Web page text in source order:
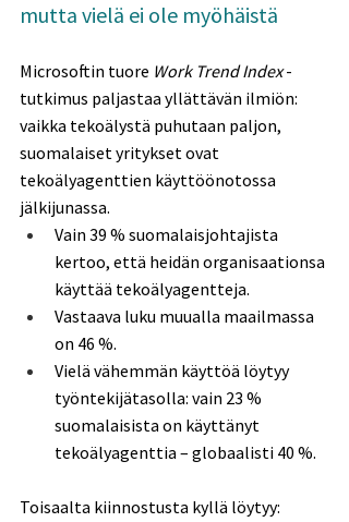
mutta vielä ei ole myöhäistä
Microsoftin tuore Work Trend Index -
tutkimus paljastaa yllättävän ilmiön:
vaikka tekoälystä puhutaan paljon,
suomalaiset yritykset ovat
tekoälyagenttien käyttöönotossa
jälkijunassa.
Vain 39 % suomalaisjohtajista
kertoo, että heidän organisaationsa
käyttää tekoälyagentteja.
Vastaava luku muualla maailmassa
on 46 %.
Vielä vähemmän käyttöä löytyy
työntekijätasolla: vain 23 %
suomalaisista on käyttänyt
tekoälyagenttia – globaalisti 40 %.
Toisaalta kiinnostusta kyllä löytyy: